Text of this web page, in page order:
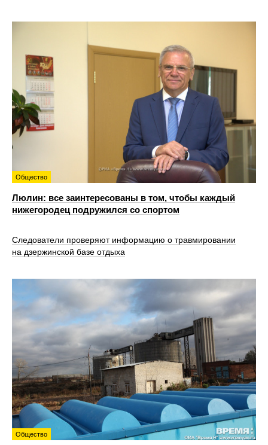
Общество
Люлин: все заинтересованы в том, чтобы каждый
нижегородец подружился со спортом
Следователи проверяют информацию о травмировании
на дзержинской базе отдыха
Общество